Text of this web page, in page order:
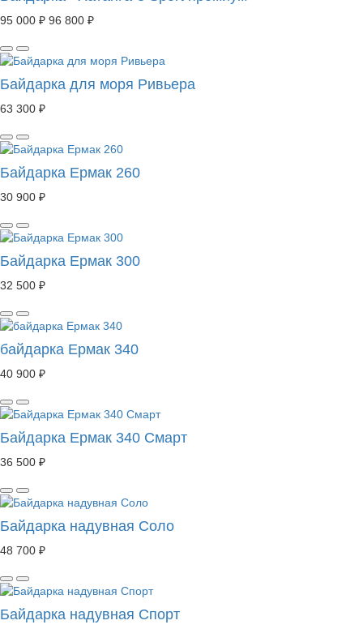
95 000 ₽ 96 800 ₽
Байдарка для моря Ривьера
63 300 ₽
Байдарка Ермак 260
30 900 ₽
Байдарка Ермак 300
32 500 ₽
байдарка Ермак 340
40 900 ₽
Байдарка Ермак 340 Смарт
36 500 ₽
Байдарка надувная Соло
48 700 ₽
Байдарка надувная Спорт